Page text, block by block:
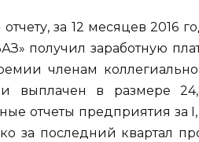
отчету, за 12 месяцев
получил заработную
членам
выплачен в размере
отчеты предприятия за
за последний квартал